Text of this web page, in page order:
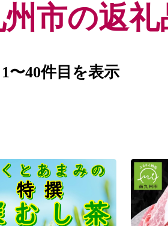
市の返礼
1〜40件目を表示